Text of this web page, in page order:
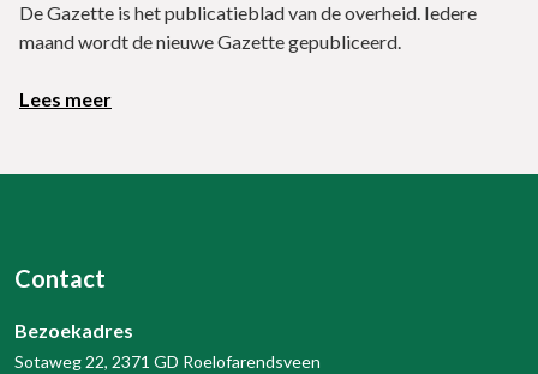
De Gazette is het publicatieblad van de overheid. Iedere
maand wordt de nieuwe Gazette gepubliceerd.
Lees meer
Contact
Bezoekadres
Sotaweg 22, 2371 GD Roelofarendsveen